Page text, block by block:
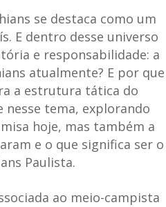
se destaca como um
E dentro desse universo
e responsabilidade: a
atualmente? E por que
a estrutura tática do
tema, explorando
hoje, mas também a
e o que significa ser o
Paulista.
ao meio-campista